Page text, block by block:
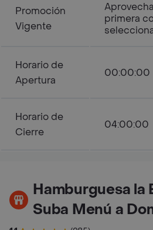
Promoción
Vigente
primera
Horario de
Apertura
00:00:00
Horario de
Cierre
04:00:00
Hamburguesa la
Suba Menú a